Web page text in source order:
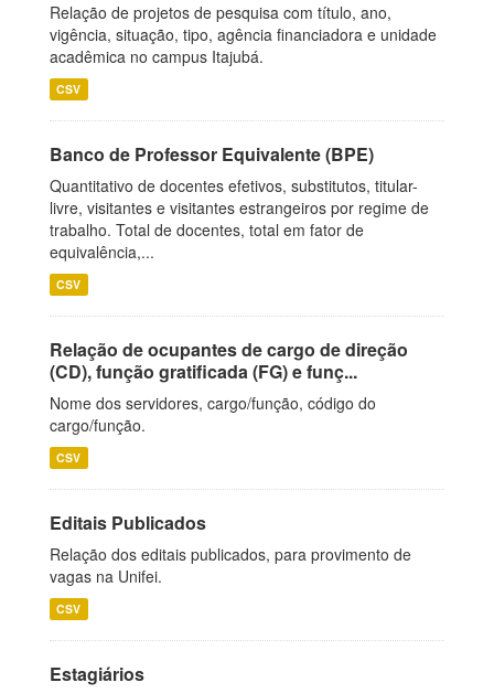
Relação de projetos de pesquisa com título, ano,
vigência, situação, tipo, agência financiadora e unidade
acadêmica no campus Itajubá.
CSV
Banco de Professor Equivalente (BPE)
Quantitativo de docentes efetivos, substitutos, titular-
livre, visitantes e visitantes estrangeiros por regime de
trabalho. Total de docentes, total em fator de
equivalência,...
CSV
Relação de ocupantes de cargo de direção
(CD), função gratificada (FG) e funç...
Nome dos servidores, cargo/função, código do
cargo/função.
CSV
Editais Publicados
Relação dos editais publicados, para provimento de
vagas na Unifei.
CSV
Estagiários